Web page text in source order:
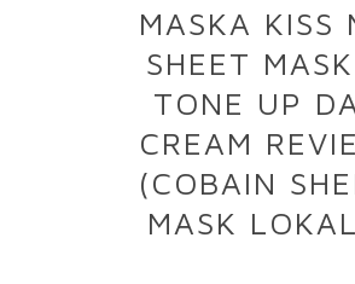
MASKA KISS
SHEET
TONE UP
CREAM
(COBAIN
MASK